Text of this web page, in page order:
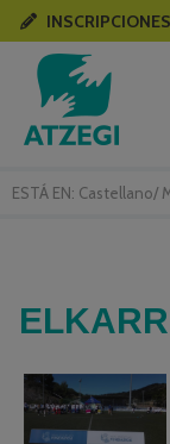
ESTÁ EN: Castellano/
INSCRIPCIONES